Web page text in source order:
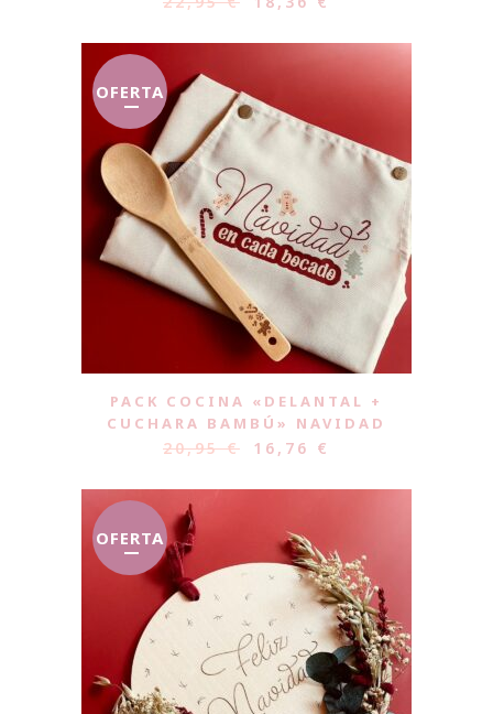
OFERTA
PACK COCINA «DELANTAL +
CUCHARA BAMBÚ» NAVIDAD
20,95€ 16,76 €
OFERTA